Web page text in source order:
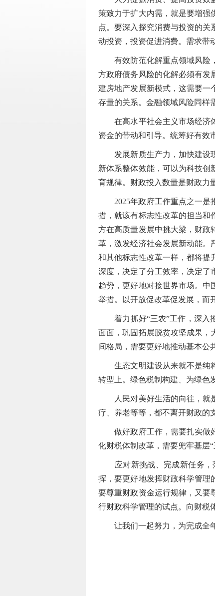
策致力于扩大内需，就是要增强
点。要深入探究消费与投资的
动投资，投资促进消费。需求带
有效防范化解重点领域风险，
方政府债务风险的化解必须有发
建房地产发展新模式，这需要一
存量的关系。金融领域风险同样
在高水平社会主义市场经济体
资金的带动和引导。统筹好有效
发展新质生产力，加快建设现
新体系整体效能，可以为科技创
育规律。财政投入数量是财政力
2025年政府工作重点之一是推
措，就该有标志性改革的担当和
方在高质量发展中挑大梁，财政
革，激发经济社会发展新动能。
和其他标志性改革一样，都将提
深度，决定了分工效率，决定了
趋势，更好地对接世界市场。中
举措。以开放促改革促发展，而
着力抓好“三农”工作，深入推
面面，巩固拓展脱贫攻坚成果，
间格局，需要更好地推动基本公
生态文明建设从来就不是纯粹
转型上。绿色税制构建、为绿色
人民对美好生活的向往，就是
疗、养老等等，都不离开财政的
做好政府工作，需要扎实做好
化财税体制改革，需要兜牢基层
应对新挑战、完成新任务，
挥，要更好地发挥财政科学管理
要尊重财政资金运行规律，又要
行财政科学管理的试点。向财税
让我们一起努力，为完成全年